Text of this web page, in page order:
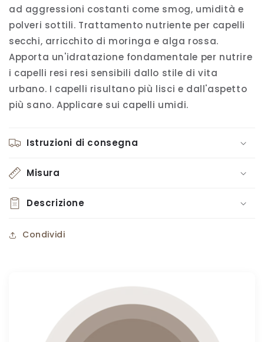
ad aggressioni costanti come smog, umidità e
polveri sottili. Trattamento nutriente per capelli
secchi, arricchito di moringa e alga rossa.
Apporta un'idratazione fondamentale per nutrire
i capelli resi resi sensibili dallo stile di vita
urbano. I capelli risultano più lisci e dall'aspetto
più sano. Applicare sui capelli umidi.
Istruzioni di consegna
Misura
Descrizione
Condividi